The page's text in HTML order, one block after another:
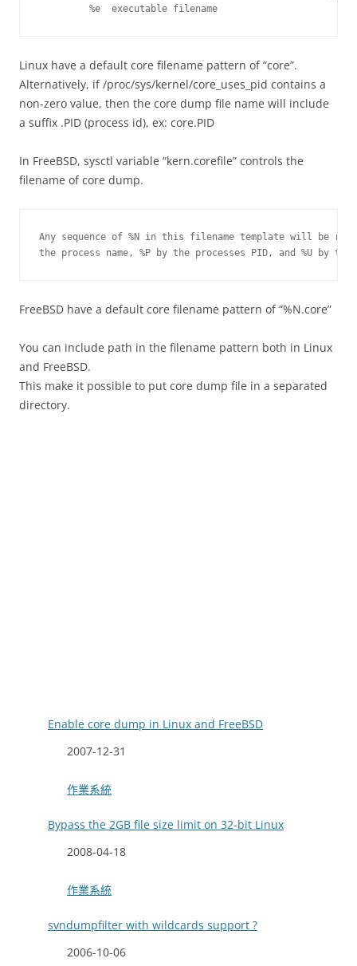
Linux have a default core filename pattern of “core”.
Alternatively, if /proc/sys/kernel/core_uses_pid contains a
non-zero value, then the core dump file name will include
a suffix .PID (process id), ex: core.PID
In FreeBSD, sysctl variable “kern.corefile” controls the
filename of core dump.
Any sequence of %N in this filename template will be
FreeBSD have a default core filename pattern of “%N.core”
You can include path in the filename pattern both in Linux
and FreeBSD.
This make it possible to put core dump file in a separated
directory.
Enable core dump in Linux and FreeBSD
日期
2007-12-31
關於
作業系統
Bypass the 2GB file size limit on 32-bit Linux
日期
2008-04-18
關於
作業系統
svndumpfilter with wildcards support ?
日期
2006-10-06